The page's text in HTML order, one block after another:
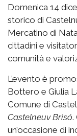
Domenica 14
storico di
Mercatino di
cittadini e
comunità e
L’evento è
Bottero e Giulia
Comune di
Castelneuv Brisó.
un’occasione di